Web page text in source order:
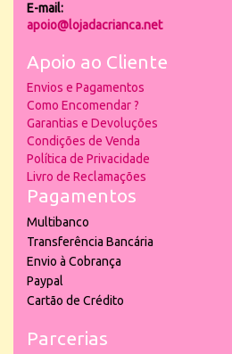
E-mail:
apoio@lojadacrianca.net
Apoio ao Cliente
Envios e Pagamentos
Como Encomendar ?
Garantias e Devoluções
Condições de Venda
Política de Privacidade
Livro de Reclamações
Pagamentos
Multibanco
Transferência Bancária
Envio à Cobrança
Paypal
Cartão de Crédito
Parcerias